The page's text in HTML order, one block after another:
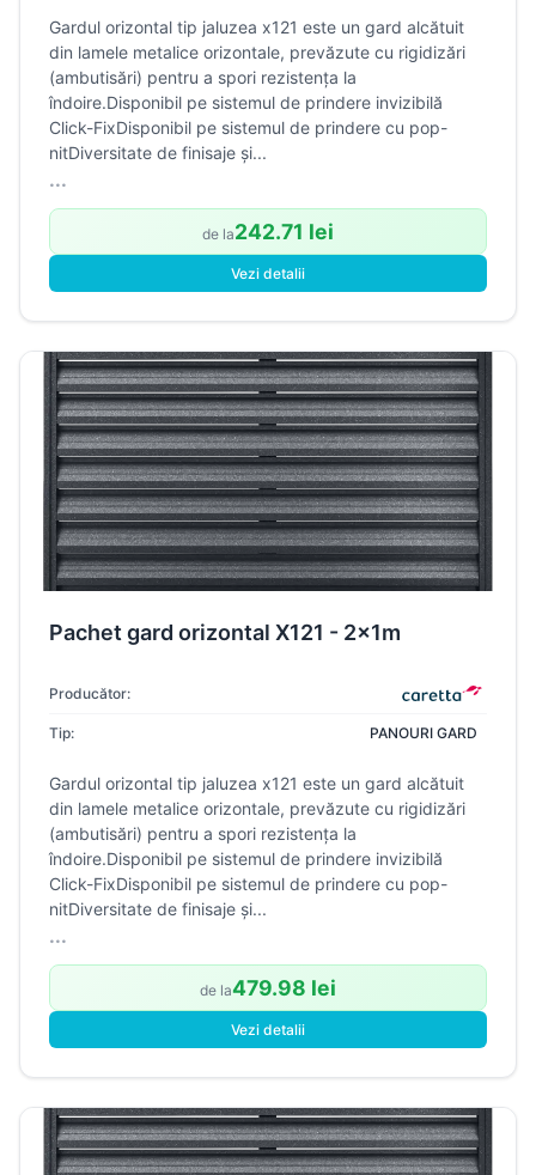
Gardul orizontal tip jaluzea x121 este un gard alcătuit
din lamele metalice orizontale, prevăzute cu rigidizări
(ambutisări) pentru a spori rezistența la
îndoire.Disponibil pe sistemul de prindere invizibilă
Click-FixDisponibil pe sistemul de prindere cu pop-
nitDiversitate de finisaje și...
...
de la242.71 lei
Vezi detalii
Pachet gard orizontal X121 - 2x1m
Producător:
Tip: PANOURI GARD
Gardul orizontal tip jaluzea x121 este un gard alcătuit
din lamele metalice orizontale, prevăzute cu rigidizări
(ambutisări) pentru a spori rezistența la
îndoire.Disponibil pe sistemul de prindere invizibilă
Click-FixDisponibil pe sistemul de prindere cu pop-
nitDiversitate de finisaje și...
...
de la479.98 lei
Vezi detalii